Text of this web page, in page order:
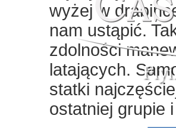
wyżej w
nam ustąpić.
zdolności
latających.
statki
ostatniej grupie